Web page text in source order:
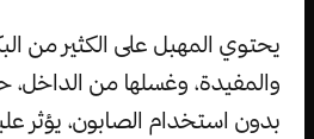
يحتوي المهبل على الكثير من
والمفيدة، وغسلها من الداخل،
بدون استخدام الصابون، يؤثر